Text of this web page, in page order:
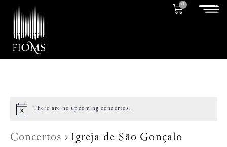
0
There are no upcoming concertos.
Concertos Igreja de São Gonçalo